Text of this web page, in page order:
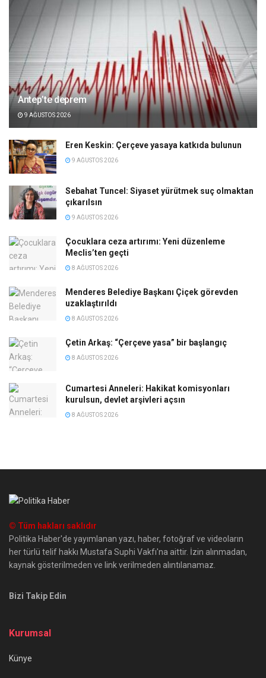
Antep’te deprem
9 AĞUSTOS 2026
Eren Keskin: Çerçeve yasaya katkıda bulunun
9 AĞUSTOS 2026
Sebahat Tuncel: Siyaset yürütmek suç olmaktan
çıkarılsın
9 AĞUSTOS 2026
Çocuklara ceza artırımı: Yeni düzenleme
Meclis’ten geçti
8 AĞUSTOS 2026
Menderes Belediye Başkanı Çiçek görevden
uzaklaştırıldı
8 AĞUSTOS 2026
Çetin Arkaş: “Çerçeve yasa” bir başlangıç
8 AĞUSTOS 2026
Cumartesi Anneleri: Hakikat komisyonları
kurulsun, devlet arşivleri açsın
8 AĞUSTOS 2026
© Tüm hakları saklıdır
Politika Haber'de yayımlanan yazı, haber, fotoğraf ve videoların
her türlü telif hakkı Mustafa Suphi Vakfı'na aittir. İzin alınmadan,
kaynak gösterilmeden ve link verilmeden alıntılanamaz.
Bizi Takip Edin
Kurumsal
Künye